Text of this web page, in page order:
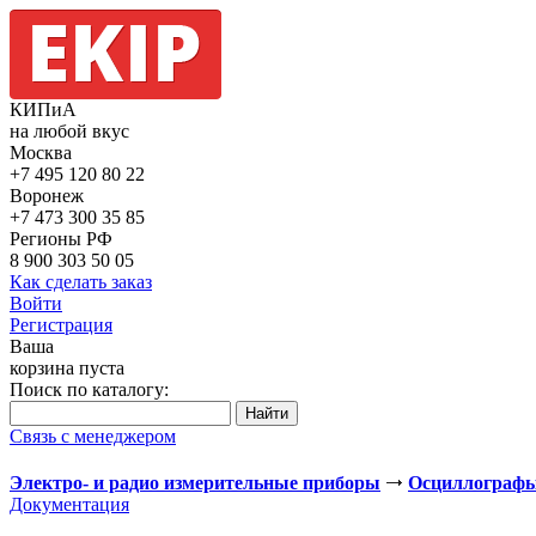
КИПиА
на любой вкус
Москва
+7 495 120 80 22
Воронеж
+7 473 300 35 85
Регионы РФ
8 900 303 50 05
Как сделать заказ
Войти
Регистрация
Ваша
корзина пуста
Поиск по каталогу:
Связь с менеджером
Электро- и радио измерительные приборы
Документация